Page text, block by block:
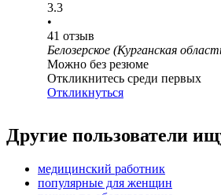
3.3
•
41 отзыв
Белозерское (Курганская
Можно без резюме
Откликнитесь среди первых
Откликнуться
Другие пользователи
медицинский работник
популярные для женщин